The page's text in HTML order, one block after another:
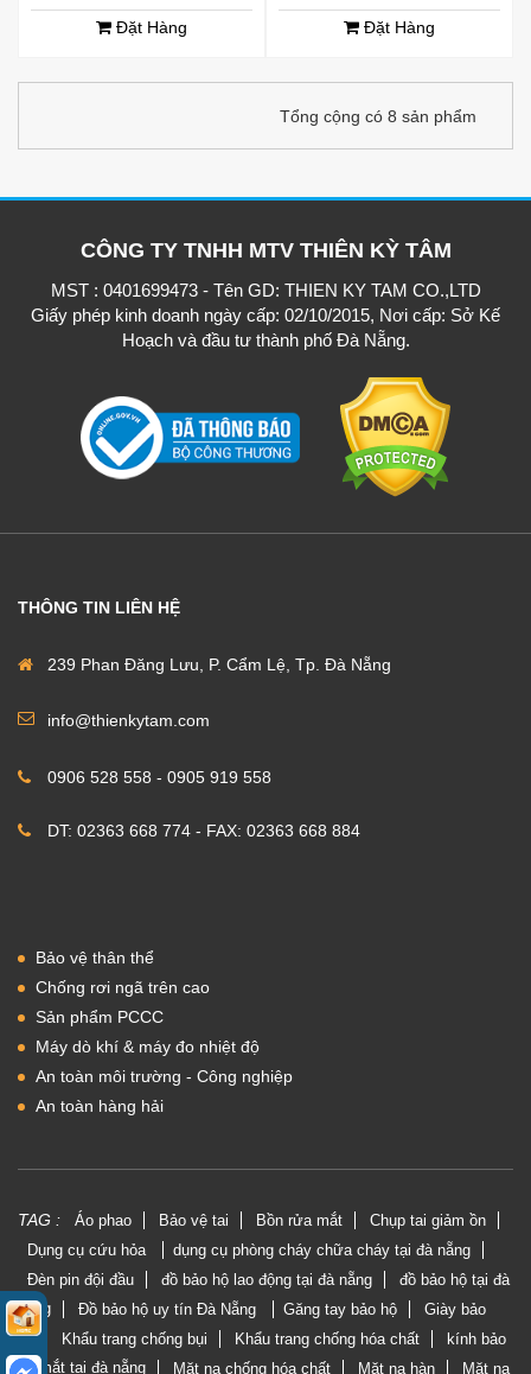
Đặt Hàng Đặt Hàng
Tổng cộng có 8 sản phẩm
CÔNG TY TNHH MTV THIÊN KỲ TÂM
MST : 0401699473 - Tên GD: THIEN KY TAM CO.,LTD
Giấy phép kinh doanh ngày cấp: 02/10/2015, Nơi cấp: Sở Kế
Hoạch và đầu tư thành phố Đà Nẵng.
THÔNG TIN LIÊN HỆ
239 Phan Đăng Lưu, P. Cẩm Lệ, Tp. Đà Nẵng
info@thienkytam.com
0906 528 558 - 0905 919 558
DT: 02363 668 774 - FAX: 02363 668 884
Bảo vệ thân thể
Chống rơi ngã trên cao
Sản phẩm PCCC
Máy dò khí & máy đo nhiệt độ
An toàn môi trường - Công nghiệp
An toàn hàng hải
TAG : Áo phao Bảo vệ tai Bồn rửa mắt
Chụp tai giảm ồn
Dụng cụ cứu hỏa
dụng cụ phòng cháy chữa cháy tại đà nẵng
Đèn pin đội đầu
đồ bảo hộ lao động tại đà nẵng đồ bảo hộ tại đà
nẵng Đồ bảo hộ uy tín Đà Nẵng Găng tay bảo hộ Giày bảo
hộ Khẩu trang chống bụi Khẩu trang chống hóa chất kính bảo
vệ mắt tại đà nẵng Mặt nạ chống hóa chất Mặt nạ hàn Mặt nạ